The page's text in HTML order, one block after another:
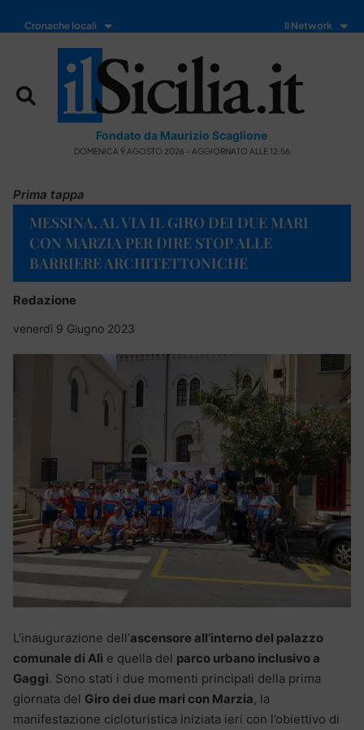
Cronache locali Il Network
Fondato da Maurizio Scaglione
DOMENICA 9 AGOSTO 2026 - AGGIORNATO ALLE 12:56
Prima tappa
MESSINA, AL VIA IL GIRO DEI DUE MARI
CON MARZIA PER DIRE STOP ALLE
BARRIERE ARCHITETTONICHE
Redazione
venerdì 9 Giugno 2023
L’inaugurazione dell’ascensore all’interno del palazzo
comunale di Alì e quella del parco urbano inclusivo a
Gaggi. Sono stati i due momenti principali della prima
giornata del Giro dei due mari con Marzia, la
manifestazione cicloturistica iniziata ieri con l’obiettivo di